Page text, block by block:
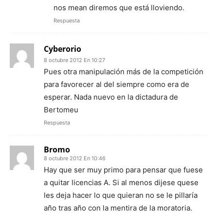
nos mean diremos que está lloviendo.
Respuesta
Cyberorio
8 octubre 2012 En 10:27
Pues otra manipulación más de la competición
para favorecer al del siempre como era de
esperar. Nada nuevo en la dictadura de
Bertomeu
Respuesta
Bromo
8 octubre 2012 En 10:46
Hay que ser muy primo para pensar que fuese
a quitar licencias A. Si al menos dijese quese
les deja hacer lo que quieran no se le pillaría
año tras año con la mentira de la moratoria.